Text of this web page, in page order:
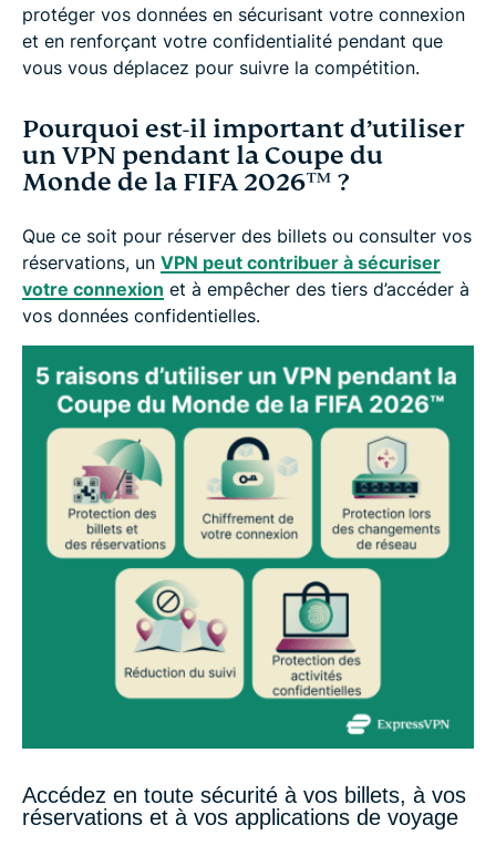
protéger vos données en sécurisant votre connexion
et en renforçant votre confidentialité pendant que
vous vous déplacez pour suivre la compétition.
Pourquoi est-il important d’utiliser
un VPN pendant la Coupe du
Monde de la FIFA 2026™️ ?
Que ce soit pour réserver des billets ou consulter vos
réservations, un VPN peut contribuer à sécuriser
votre connexion et à empêcher des tiers d’accéder à
vos données confidentielles.
Accédez en toute sécurité à vos billets, à vos
réservations et à vos applications de voyage